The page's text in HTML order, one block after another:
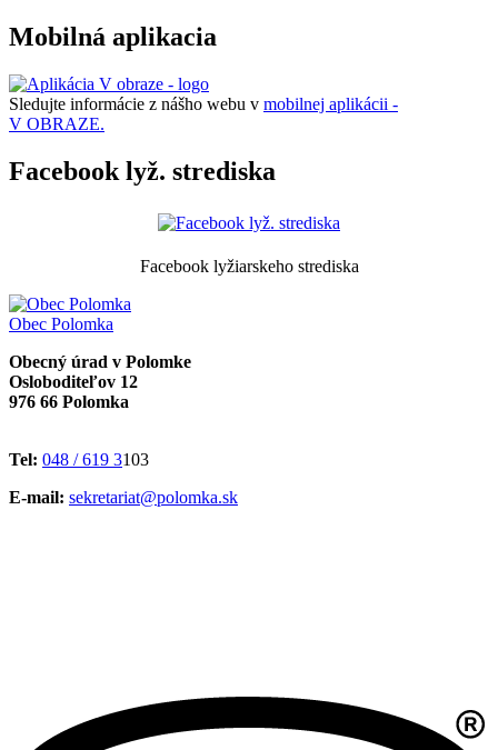
Mobilná aplikacia
Sledujte informácie z nášho webu v mobilnej aplikácii -
V OBRAZE.
Facebook lyž. strediska
Facebook lyžiarskeho strediska
Obec Polomka
Obecný úrad v Polomke
Osloboditeľov 12
976 66 Polomka
Tel: 048 / 619 3103
E-mail: sekretariat@polomka.sk